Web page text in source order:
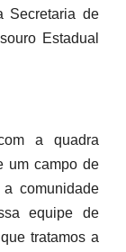
Secretaria de
Estadual
a quadra
um campo de
comunidade
equipe de
tratamos a